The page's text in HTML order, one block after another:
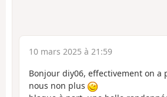
10 mars 2025 à 21:59
Bonjour diy06, effectivement on a
nous non plus